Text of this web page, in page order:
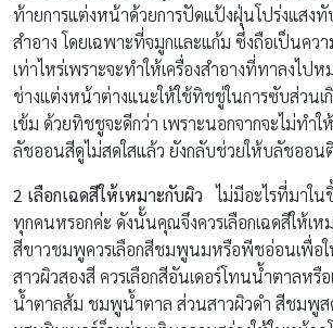
ท้ายการแต่งหน้าด้วยการปัดแป้งฝุ่นโปร่งแสงทั
สำอาง โดยเฉพาะที่จมูกและแก้ม ซึ่งถือเป็นคว
เท่าไหร่เพราะจะทำให้เครื่องสำอางที่ทาลงไป
ช่างแต่งหน้าต่างแนะให้ใช้ทิชชู่ในการซับส่วน
เข้ม ด้วยทิชชูจะดีกว่า เพราะนอกจากจะไม่ทำใ
ลัชออนสีดูไม่สดใสแล้ว ยังกลับช่วยให้บลัชออ
2 เลือกเฉดสีให้เหมาะกับผิวไม่มีอะไรที่มาใน
ทุกคนหรอกค่ะ ดังนั้นคุณจึงควรเลือกเฉดสีให้เห
สีขาวชมพูควรเลือกสีชมพูนมหรือพีชอ่อนเพื่อใ
สาวผิวสองสี ควรเลือกสีอันเดอร์โทนน้ำตาลหรื
น้ำตาลส้ม ชมพูน้ำตาล ส่วนสาวผิวดำ สีชมพู